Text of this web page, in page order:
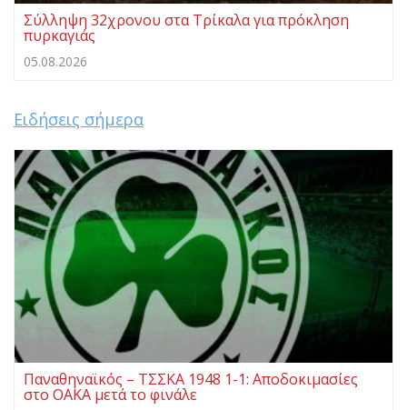
Σύλληψη 32χρονου στα Τρίκαλα για πρόκληση
πυρκαγιάς
05.08.2026
Ειδήσεις σήμερα
Παναθηναϊκός – ΤΣΣΚΑ 1948 1-1: Αποδοκιμασίες
στο ΟΑΚΑ μετά το φινάλε